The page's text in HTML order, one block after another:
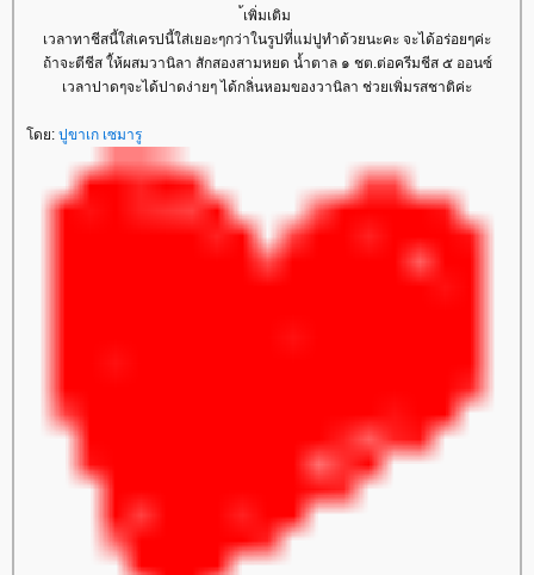
้เพิ่มเติม
เวลาทาชีสนี้ใส่เครปนี้ใส่เยอะๆกว่าในรูปที่แม่ปูทำด้วยนะคะ จะได้อร่อยๆค่ะ
ถ้าจะตีชีส ใ้ห้ผสมวานิลา สักสองสามหยด น้ำตาล ๑ ชต.ต่อครีมชีส ๕ ออนซ์
เวลาปาดๆจะได้ปาดง่ายๆ ได้กลิ่นหอมของวานิลา ช่วยเพิ่มรสชาติค่ะ
ดย: ปูขาเก เซมารู